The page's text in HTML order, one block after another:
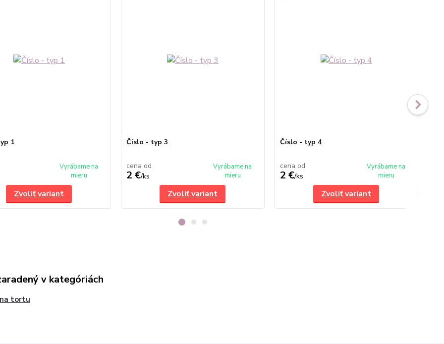
1
Vyrábame na
mieru
Zvoliť variant
Číslo - typ 3
cena od
2 €/ks
Vyrábame na
mieru
Zvoliť variant
Číslo - typ 4
cena od
2 €/ks
Vyrábame na
mieru
Zvoliť variant
v kategóriách
tortu